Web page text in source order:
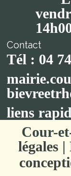
Contact
Tél : 04
liens
Cour-
légales |